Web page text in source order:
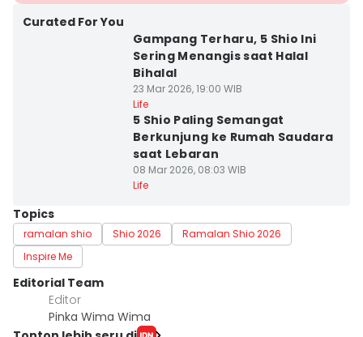
Curated For You
Gampang Terharu, 5 Shio Ini
Sering Menangis saat Halal
Bihalal
23 Mar 2026, 19:00 WIB
Life
5 Shio Paling Semangat
Berkunjung ke Rumah Saudara
saat Lebaran
08 Mar 2026, 08:03 WIB
Life
Topics
ramalan shio Shio 2026
Ramalan Shio 2026
Inspire Me
Editorial Team
Editor
Pinka Wima Wima